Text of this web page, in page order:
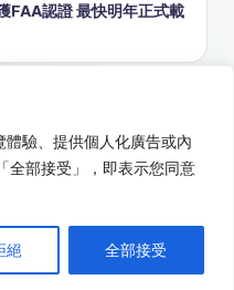
驗、提供個人化廣告或內
全部接受」，即表示您同意
絕 全部接受
FAA認證 最快明年正式載
. All rights reserved.
明